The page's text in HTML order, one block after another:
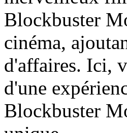
Blockbuster
cinéma,
d'affaires. Ici,
d'une
Blockbuster